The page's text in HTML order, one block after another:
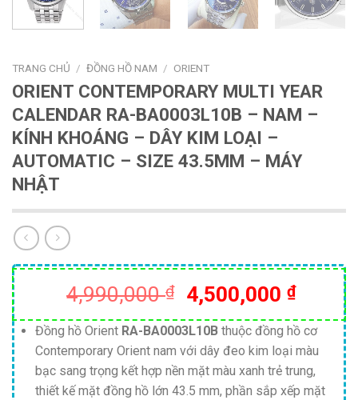
TRANG CHỦ / ĐỒNG HỒ NAM / ORIENT
ORIENT CONTEMPORARY MULTI YEAR
CALENDAR RA-BA0003L10B – NAM –
KÍNH KHOÁNG – DÂY KIM LOẠI –
AUTOMATIC – SIZE 43.5MM – MÁY
NHẬT
4,990,000₫
Giá
gốc
là:
4,990,000 ₫.
4,500,000 ₫Giá
hiện
tại
là:
Đồng hồ OrientRA-BA0003L10B thuộc đồng hồ cơ
Contemporary Orient nam với dây đeo kim loại màu
bạc sang trọng kết hợp nền mặt màu xanh trẻ trung,
thiết kế mặt đồng hồ lớn 43.5 mm, phần sắp xếp mặt